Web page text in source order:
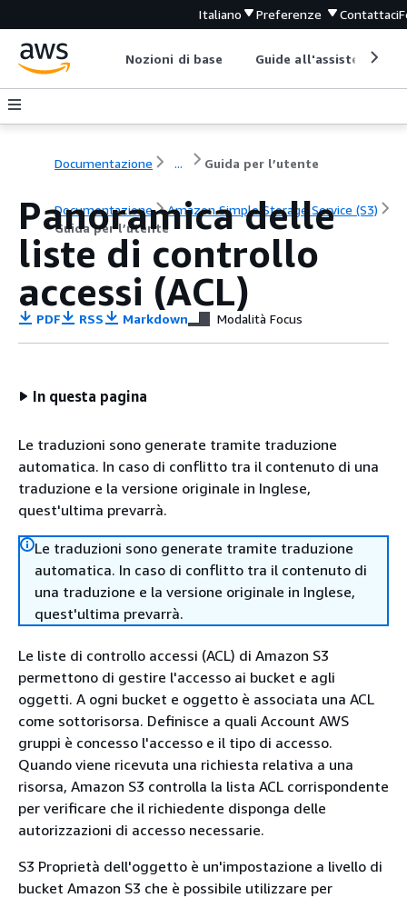
Italiano Preferenze Contattaci
Nozioni di base Guide all'assistenza
Documentazione ... Guida per l’utente
Documentazione
Amazon Simple Storage Service (S3)
Guida per l’utente
Panoramica delle
liste di controllo
accessi (ACL)
PDF RSS Markdown Modalità Focus
In questa pagina
Le traduzioni sono generate tramite traduzione
automatica. In caso di conflitto tra il contenuto di una
traduzione e la versione originale in Inglese,
quest'ultima prevarrà.
Le traduzioni sono generate tramite traduzione
automatica. In caso di conflitto tra il contenuto di
una traduzione e la versione originale in Inglese,
quest'ultima prevarrà.
Le liste di controllo accessi (ACL) di Amazon S3
permettono di gestire l'accesso ai bucket e agli
oggetti. A ogni bucket e oggetto è associata una ACL
come sottorisorsa. Definisce a quali Account AWS
gruppi è concesso l'accesso e il tipo di accesso.
Quando viene ricevuta una richiesta relativa a una
risorsa, Amazon S3 controlla la lista ACL corrispondente
per verificare che il richiedente disponga delle
autorizzazioni di accesso necessarie.
S3 Proprietà dell'oggetto è un'impostazione a livello di
bucket Amazon S3 che è possibile utilizzare per